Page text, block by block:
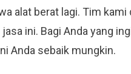
alat berat lagi. Tim
ini. Bagi Anda yang
Anda sebaik mungkin.